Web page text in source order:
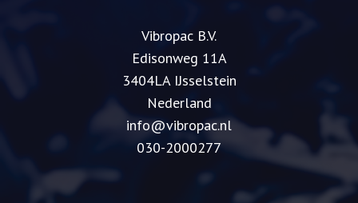
Vibropac B.V.
​Edisonweg 11A
3404LA IJsselstein
Nederland
info@vibropac.nl
030-2000277